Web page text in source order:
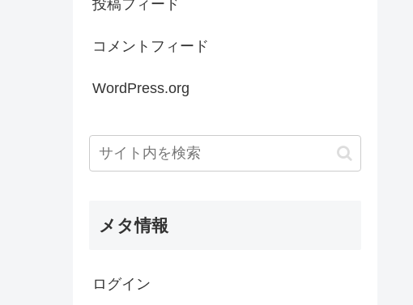
投稿フィード
コメントフィード
WordPress.org
メタ情報
ログイン